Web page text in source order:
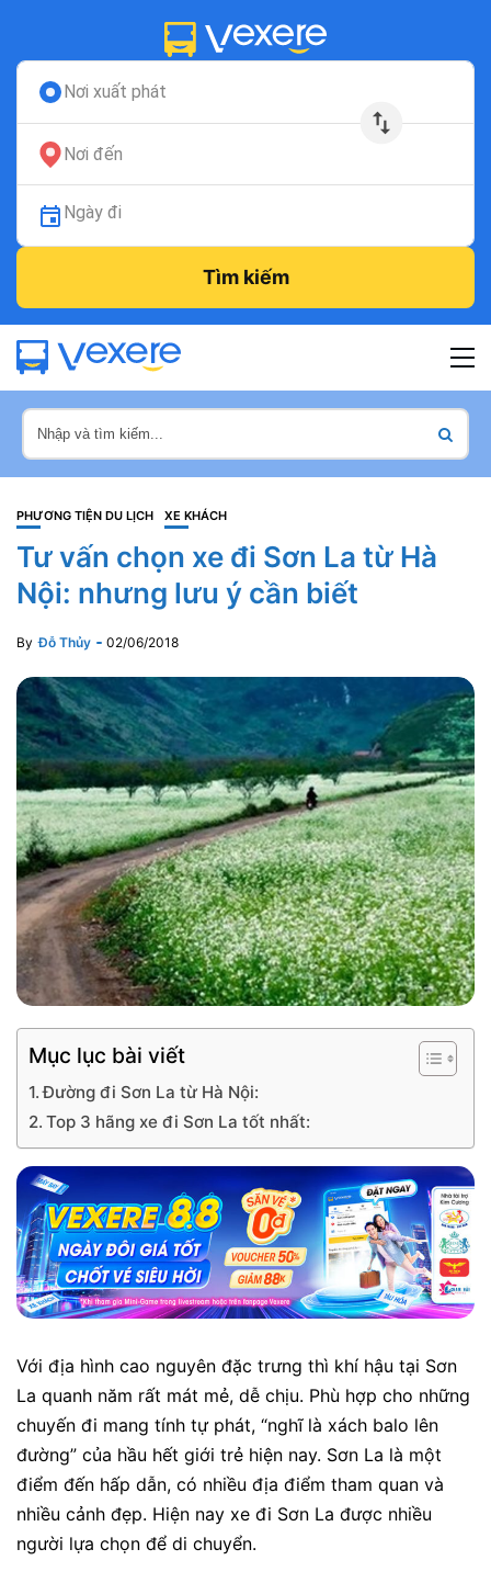
Nơi xuất phát
Nơi đến
Ngày đi
Tìm kiếm
PHƯƠNG TIỆN DU LỊCH XE KHÁCH
Tư vấn chọn xe đi Sơn La từ Hà
Nội: nhưng lưu ý cần biết
By Đỗ Thủy 02/06/2018
Mục lục bài viết
Đường đi Sơn La từ Hà Nội:
Top 3 hãng xe đi Sơn La tốt nhất:
Với địa hình cao nguyên đặc trưng thì khí hậu tại Sơn
La quanh năm rất mát mẻ, dễ chịu. Phù hợp cho những
chuyến đi mang tính tự phát, “nghĩ là xách balo lên
đường” của hầu hết giới trẻ hiện nay. Sơn La là một
điểm đến hấp dẫn, có nhiều địa điểm tham quan và
nhiều cảnh đẹp. Hiện nay xe đi Sơn La được nhiều
người lựa chọn để di chuyển.